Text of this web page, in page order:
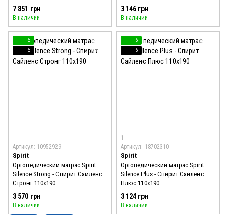
7 851 грн
В наличии
3 146 грн
В наличии
6
6
Артикул: 10952929
Spirit
Ортопедический матрас Spirit
Silence Strong - Спирит Сайленс
Стронг 110x190
3 570 грн
В наличии
6
6
1
Артикул: 18702310
Spirit
Ортопедический матрас Spirit
Silence Plus - Спирит Сайленс
Плюс 110x190
3 124 грн
В наличии